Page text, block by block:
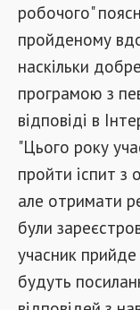
робочого"
пройденому
наскільки
програмою з
відповіді в
"Цього року
пройти іспит з
але отримати
були
учасник
будуть